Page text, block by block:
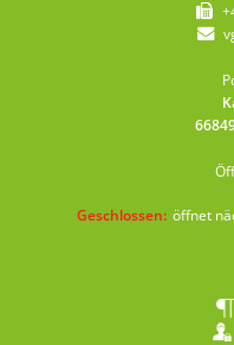
Klicken, um weitere
Geschlossen: öffnet